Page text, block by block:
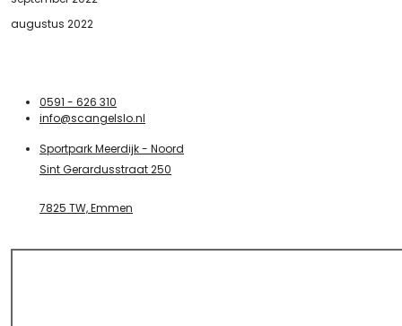
augustus 2022
0591 - 626 310
info@scangelslo.nl
Sportpark Meerdijk - Noord
Sint Gerardusstraat 250
7825 TW, Emmen